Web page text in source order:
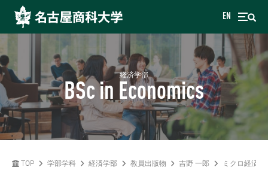
EN
経済学部
BSc in Economics
TOP 学部学科 経済学部 教員出版物 吉野 一郎 ミクロ経済